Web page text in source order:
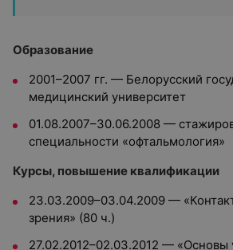
Образование
2001–2007 гг. — Белорусский
медицинский университет
01.08.2007–30.06.2008 —
специальности «офтальмология»
Курсы, повышение квалификации
23.03.2009–03.04.2009 —
зрения» (80 ч.)
27.02.2012–02.03.2012 — «Основы